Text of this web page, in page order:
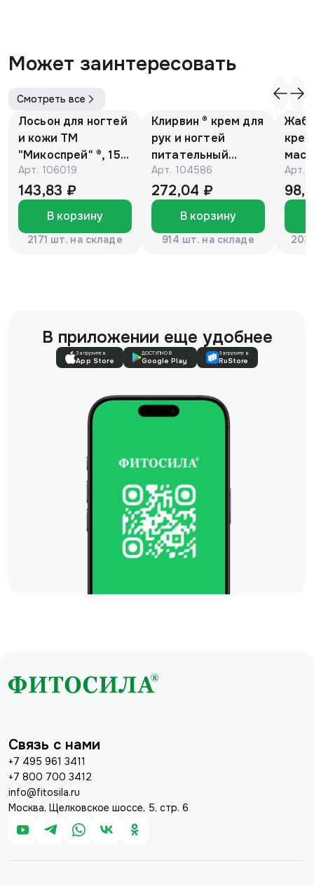
Может заинтересовать
Смотреть все
Лосьон для ногтей
и кожи ТМ
"Микоспрей" ®, 15
мл
Арт. 106019
143,83 ₽
В корзину
2171 шт. на складе
Клирвин ® крем для
рук и ногтей
питательный
против
гиперпигментации
для осветления
кожи 75 г
Арт. 104586
272,04 ₽
В корзину
914 шт. на складе
Арт.
В приложении еще удобнее
Загрузите в
App Store
ДОСТУПНО В
Google Play
Загрузите в
RuStore
Связь с нами
+7 495 961 3411
+7 800 700 3412
info@fitosila.ru
Москва, Щелковское шоссе, 5, стр. 6